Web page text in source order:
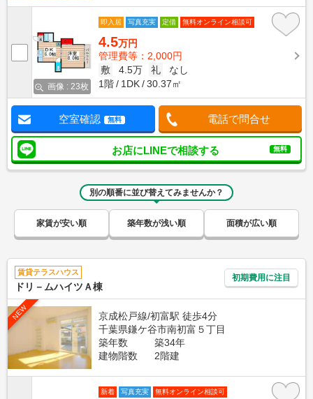
画像 : 23枚
即入居 写真充実 定借 無料オンライン相談可
4.5万円
管理費等：2,000円
敷
4.5万 礼
なし
1階
1DK 30.37㎡
空室確認 無料 電話で問合せ
お店にLINEで相談する 無料
別の順番に並び替えてみませんか？
家賃が安い順 築年数が浅い順 面積が広い順
賃貸テラスハウス
ドリ－ムハイツＡ棟
初期費用に注目
NEW
京成松戸線/初富駅 徒歩4分
千葉県鎌ケ谷市南初富５丁目
築年数
築34年
建物階数
2階建
新着 写真充実 無料オンライン相談可